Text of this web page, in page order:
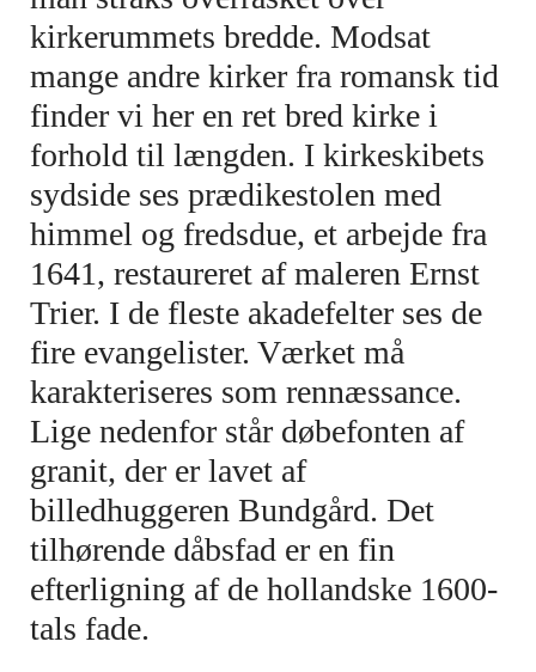
kirkerummets bredde. Modsat
mange andre kirker fra romansk tid
finder vi her en ret bred kirke i
forhold til længden. I kirkeskibets
sydside ses prædikestolen med
himmel og fredsdue, et arbejde fra
1641, restaureret af maleren Ernst
Trier. I de fleste akadefelter ses de
fire evangelister. Værket må
karakteriseres som rennæssance.
Lige nedenfor står døbefonten af
granit, der er lavet af
billedhuggeren Bundgård. Det
tilhørende dåbsfad er en fin
efterligning af de hollandske 1600-
tals fade.